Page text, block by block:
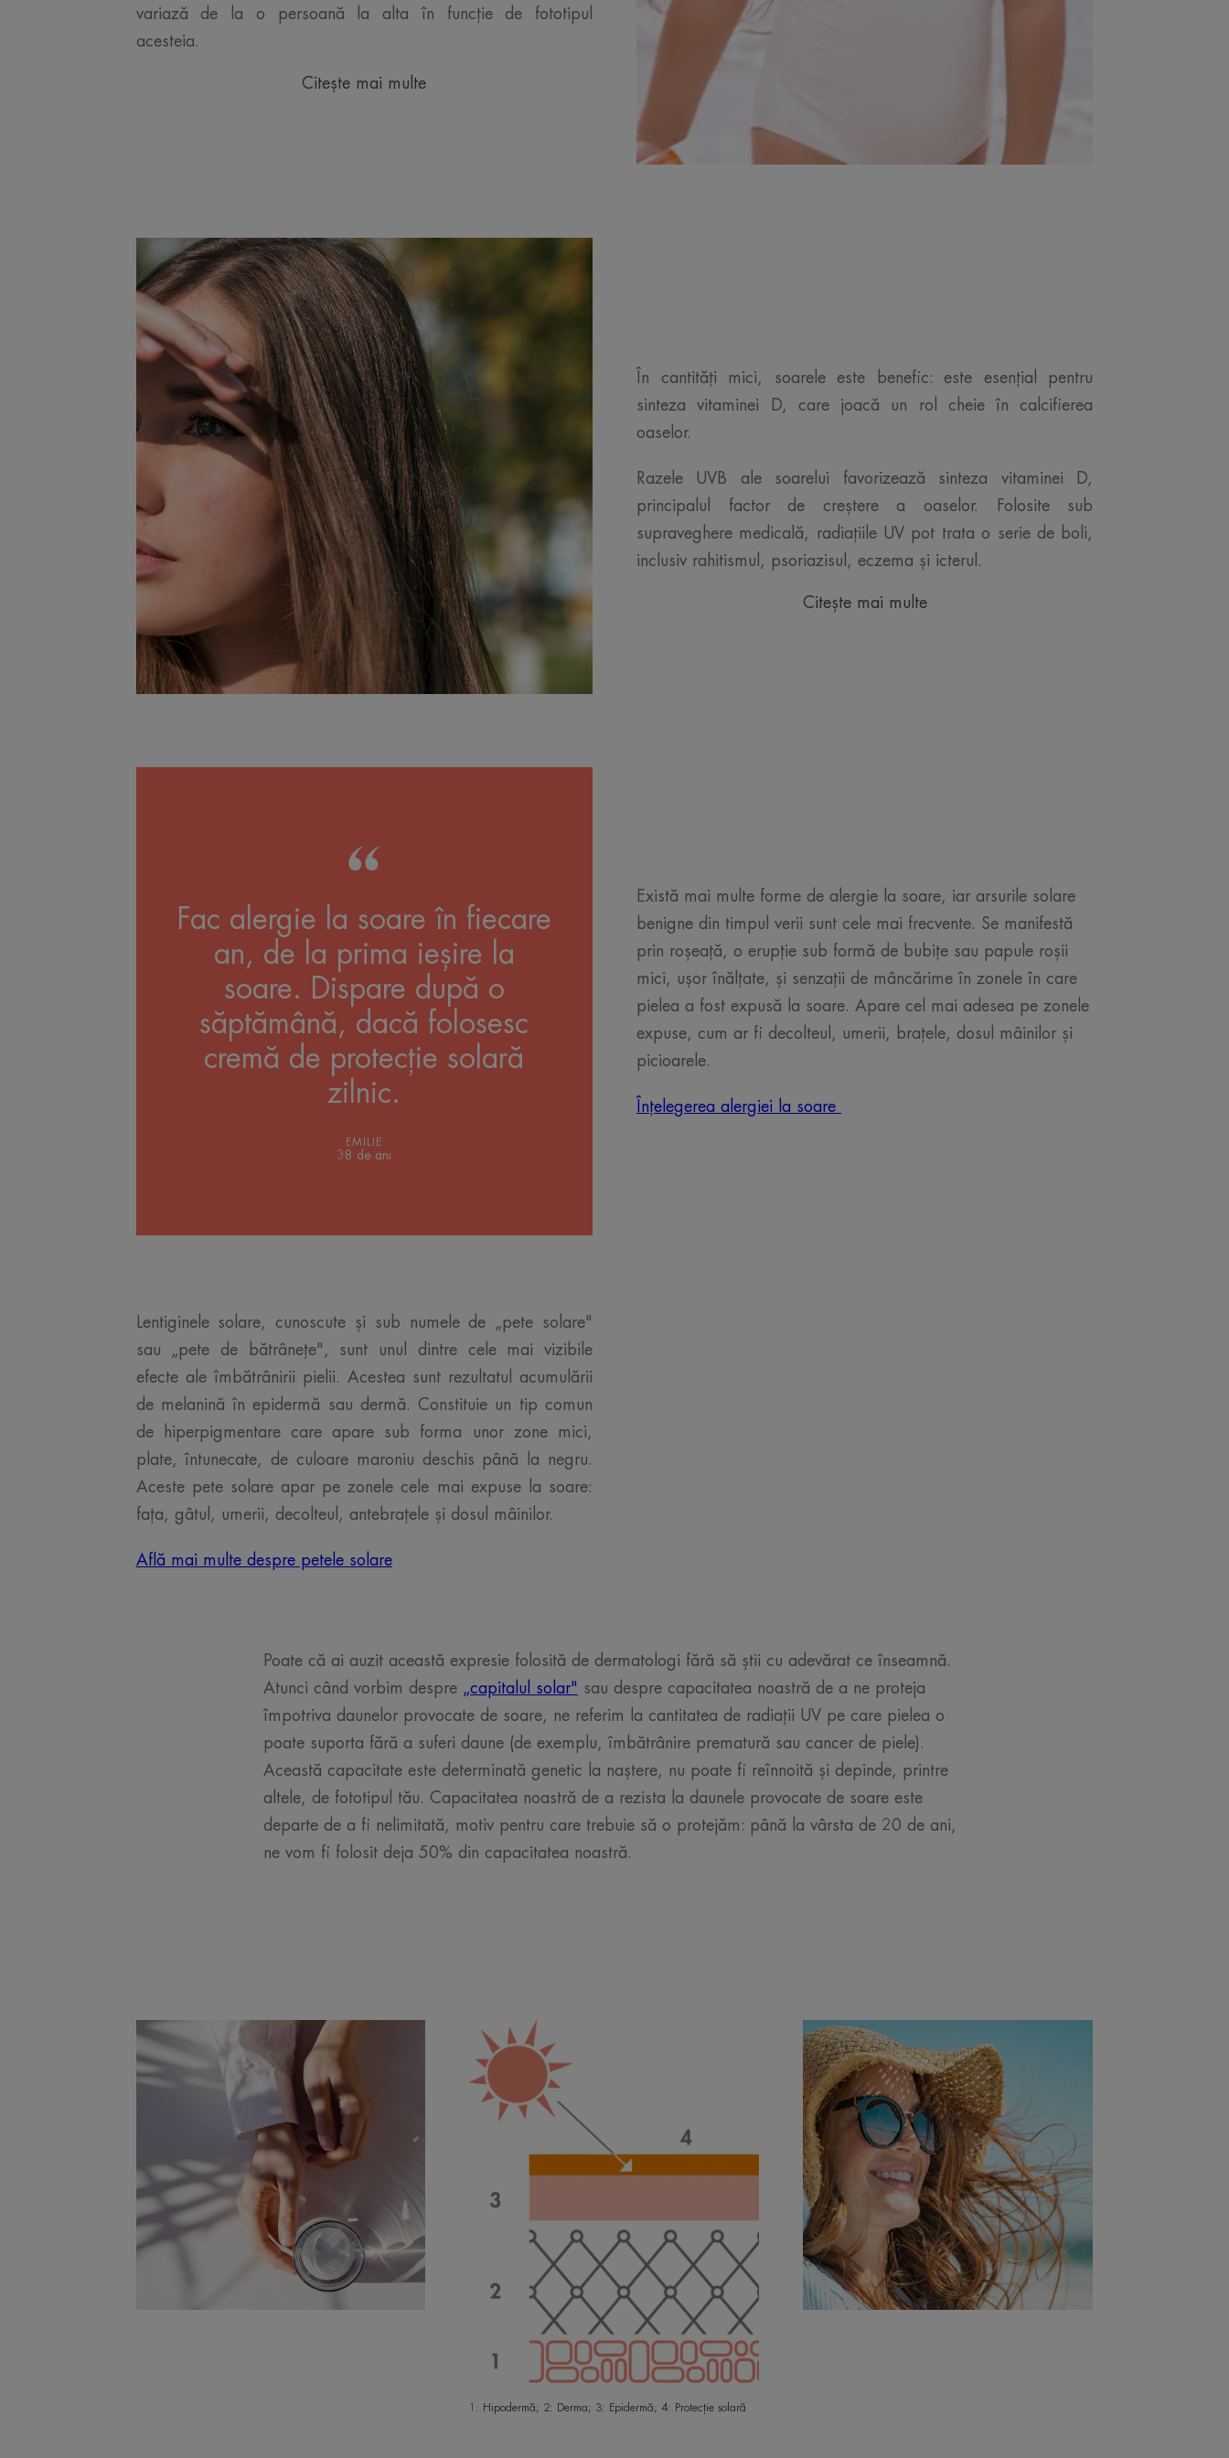
variază de la o persoană la alta în funcție de fototipul
acesteia.
Citește mai multe
În cantități mici, soarele este benefic: este esențial pentru
sinteza vitaminei D, care joacă un rol cheie în calcifierea
oaselor.
Razele UVB ale soarelui favorizează sinteza vitaminei D,
principalul factor de creștere a oaselor. Folosite sub
supraveghere medicală, radiațiile UV pot trata o serie de boli,
inclusiv rahitismul, psoriazisul, eczema și icterul.
Citește mai multe
Fac alergie la soare în fiecare
an, de la prima ieșire la
soare. Dispare după o
săptămână, dacă folosesc
cremă de protecție solară
zilnic.
EMILIE
38 de ani
Există mai multe forme de alergie la soare, iar arsurile solare
benigne din timpul verii sunt cele mai frecvente. Se manifestă
prin roșeață, o erupție sub formă de bubițe sau papule roșii
mici, ușor înălțate, și senzații de mâncărime în zonele în care
pielea a fost expusă la soare. Apare cel mai adesea pe zonele
expuse, cum ar fi decolteul, umerii, brațele, dosul mâinilor și
picioarele.
Înțelegerea alergiei la soare
Lentiginele solare, cunoscute și sub numele de „pete solare"
sau „pete de bătrânețe", sunt unul dintre cele mai vizibile
efecte ale îmbătrânirii pielii. Acestea sunt rezultatul acumulării
de melanină în epidermă sau dermă. Constituie un tip comun
de hiperpigmentare care apare sub forma unor zone mici,
plate, întunecate, de culoare maroniu deschis până la negru.
Aceste pete solare apar pe zonele cele mai expuse la soare:
fața, gâtul, umerii, decolteul, antebrațele și dosul mâinilor.
Află mai multe despre petele solare
Poate că ai auzit această expresie folosită de dermatologi fără să știi cu adevărat ce înseamnă.
Atunci când vorbim despre „capitalul solar" sau despre capacitatea noastră de a ne proteja
împotriva daunelor provocate de soare, ne referim la cantitatea de radiații UV pe care pielea o
poate suporta fără a suferi daune (de exemplu, îmbătrânire prematură sau cancer de piele).
Această capacitate este determinată genetic la naștere, nu poate fi reînnoită și depinde, printre
altele, de fototipul tău. Capacitatea noastră de a rezista la daunele provocate de soare este
departe de a fi nelimitată, motiv pentru care trebuie să o protejăm: până la vârsta de 20 de ani,
ne vom fi folosit deja 50% din capacitatea noastră.
1. Hipodermă; 2: Derma; 3: Epidermă; 4: Protecție solară